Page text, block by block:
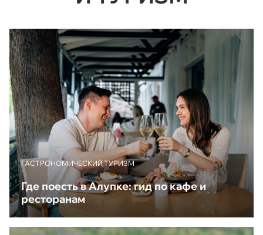
ГАСТРОНОМИЧЕСКИЙ ТУРИЗМ
Где поесть в Алупке: гид по кафе и
ресторанам